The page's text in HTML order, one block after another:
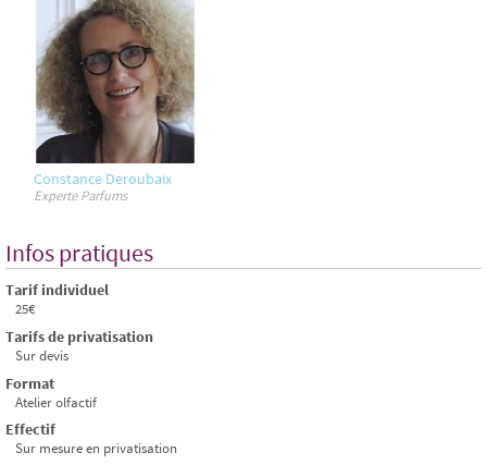
Constance Deroubaix
Experte Parfums
Infos pratiques
Tarif individuel
25€
Tarifs de privatisation
Sur devis
Format
Atelier olfactif
Effectif
Sur mesure en privatisation